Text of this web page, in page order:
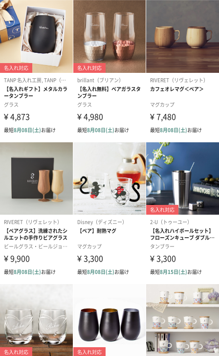
シーズンブーケ（ひま
わり）（1,880円）
ブーケ（ホワイトグリ
ーン）（1,650円）
ブーケ（ピン
（1,650円）
ドライフラワー・プリザーブドフラワー
自然のお花で作ったドライフラワー・プリザーブドフラワーを同
梱します。
一部花材が写真と異なる場合がございます。予めご了承くださ
い。パッケージに入れてお届けします。
プリザーブドフラワー
ブーケ（ピンク）
（2,580円）
プリザーブドフラワー
ブーケ（ブルー）
（2,580円）
アミュレット
ク）（1,500円
紅茶・コーヒー・スイーツ
紅茶・コーヒー・スイーツを同梱してお届けいたします。ギフト
への＋αにおすすめです。